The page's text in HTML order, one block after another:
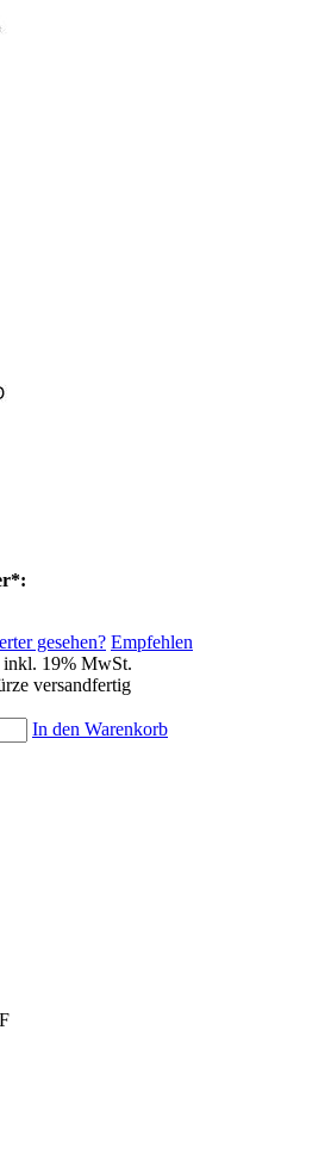
gesehen? Empfehlen
inkl. 19% MwSt.
versandfertig
In den Warenkorb